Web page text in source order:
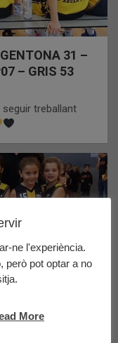
31 –
– GRIS 53
treballant
ne l'experiència.
però pot optar a no
More